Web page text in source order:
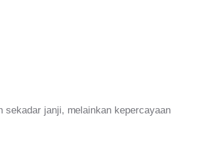
sekadar janji, melainkan kepercayaan